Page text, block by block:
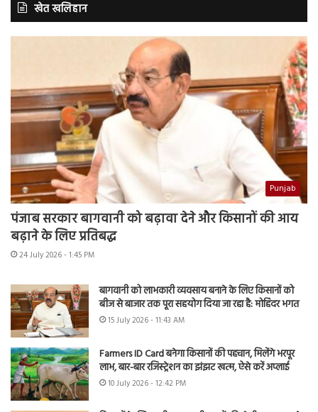
खेत खलिहान
Punjab
पंजाब सरकार बागवानी को बढ़ावा देने और किसानों की आय
बढ़ाने के लिए प्रतिबद्ध
24 July 2026 - 1:45 PM
बागवानी को लाभकारी व्यवसाय बनाने के लिए किसानों को
बीज से बाजार तक पूरा सहयोग दिया जा रहा है: मोहिंदर भगत
15 July 2026 - 11:43 AM
Farmers ID Card बनेगा किसानों की पहचान, मिलेंगे भरपूर
लाभ, बार-बार रजिस्ट्रेशन का झंझट खत्म, ऐसे करें अप्लाई
10 July 2026 - 12:42 PM